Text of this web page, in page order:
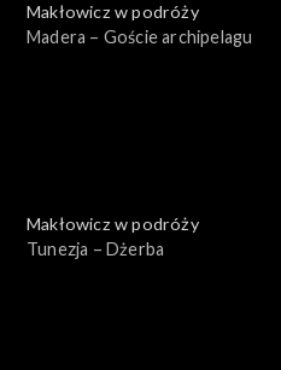
Makłowicz w podróży
Madera – Goście archipelagu
Makłowicz w podróży
Tunezja – Dżerba